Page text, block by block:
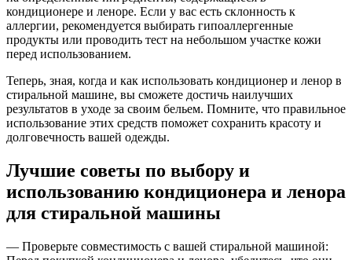
кондиционере и леноре. Если у вас есть склонность к
аллергии, рекомендуется выбирать гипоаллергенные
продукты или проводить тест на небольшом участке кожи
перед использованием.
Теперь, зная, когда и как использовать кондиционер и ленор в
стиральной машине, вы сможете достичь наилучших
результатов в уходе за своим бельем. Помните, что правильное
использование этих средств поможет сохранить красоту и
долговечность вашей одежды.
Лучшие советы по выбору и
использованию кондиционера и ленора
для стиральной машины
— Проверьте совместимость с вашей стиральной машиной: